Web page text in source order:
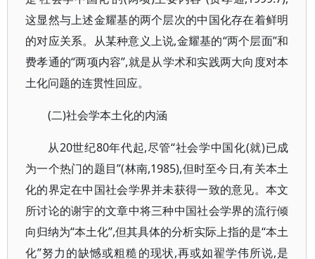
这显然与上述金耀基的两个层次的中国化存在着鲜明
的对应关系。从某种意义上说,金耀基的“两个层面”和
费孝通的“两项内容”,就是从学术和实践两大向度对本
土化问题的连贯性回应。
(二)社会学本土化的内涵
从20世纪80年代起,尽管“社会学中国化(就)已成
为一个热门的题目”(林南,1985),但时至今日,有关本土
化的界定在中国社会学界并未获得一致的意见。本文
所讨论的谢宇的文章中将三种中国社会学界的流行倾
向归纳为“本土化”,但其具体的分析实际上指的是“本土
化”努力的缺憾或粗糙的现状,再或如翟学伟所说,是